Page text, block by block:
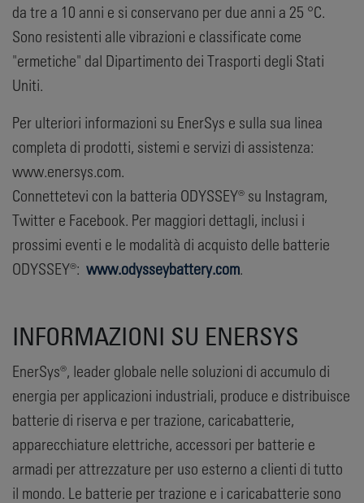
da tre a 10 anni e si conservano per due anni a 25 °C.
Sono resistenti alle vibrazioni e classificate come
"ermetiche" dal Dipartimento dei Trasporti degli Stati
Uniti.
Per ulteriori informazioni su EnerSys e sulla sua linea
completa di prodotti, sistemi e servizi di assistenza:
www.enersys.com.
Connettetevi con la batteria ODYSSEY® su Instagram,
Twitter e Facebook. Per maggiori dettagli, inclusi i
prossimi eventi e le modalità di acquisto delle batterie
ODYSSEY®: www.odysseybattery.com.
INFORMAZIONI SU ENERSYS
EnerSys®, leader globale nelle soluzioni di accumulo di
energia per applicazioni industriali, produce e distribuisce
batterie di riserva e per trazione, caricabatterie,
apparecchiature elettriche, accessori per batterie e
armadi per attrezzature per uso esterno a clienti di tutto
il mondo. Le batterie per trazione e i caricabatterie sono